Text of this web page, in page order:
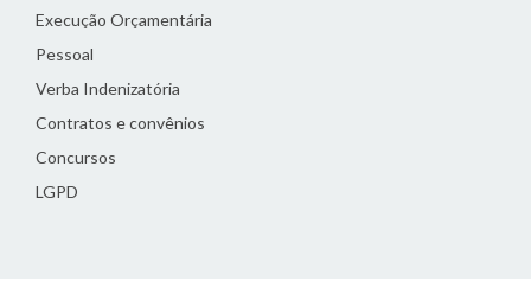
Execução Orçamentária
Pessoal
Verba Indenizatória
Contratos e convênios
Concursos
LGPD